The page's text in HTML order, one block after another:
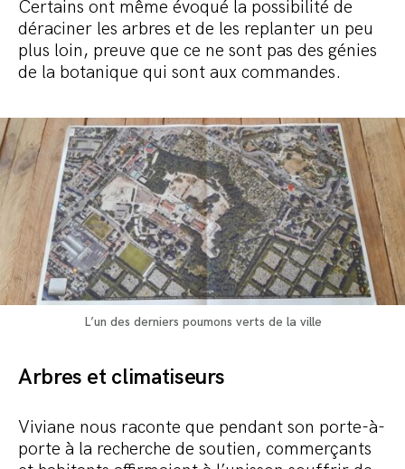
Certains ont même évoqué la possibilité de
déraciner les arbres et de les replanter un peu
plus loin, preuve que ce ne sont pas des génies
de la botanique qui sont aux commandes.
L’un des derniers poumons verts de la ville
Arbres et climatiseurs
Viviane nous raconte que pendant son porte-à-
porte à la recherche de soutien, commerçants